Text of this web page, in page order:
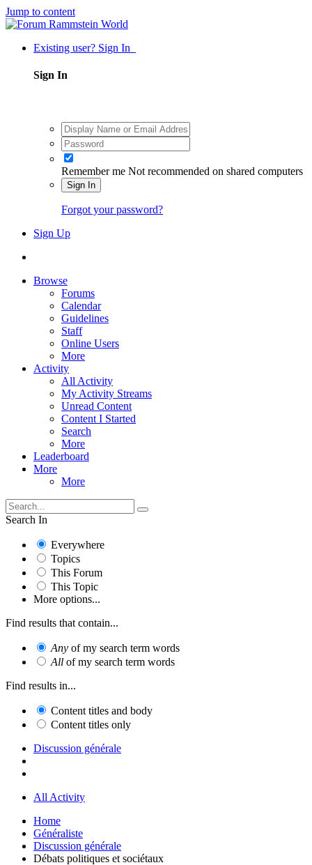
Jump to content
Existing user? Sign In
Sign In
Remember me Not recommended on shared computers
Sign In
Forgot your password?
Sign Up
Browse
Forums
Calendar
Guidelines
Staff
Online Users
More
Activity
All Activity
My Activity Streams
Unread Content
Content I Started
Search
More
Leaderboard
More
More
Search In
Everywhere
Topics
This Forum
This Topic
More options...
Find results that contain...
Any of my search term words
All of my search term words
Find results in...
Content titles and body
Content titles only
Discussion générale
All Activity
Home
Généraliste
Discussion générale
Débats politiques et sociétaux